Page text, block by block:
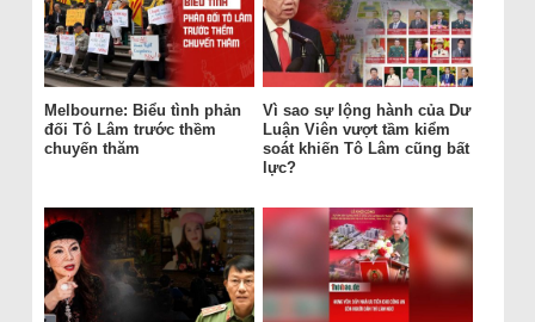
Melbourne: Biểu tình phản
đối Tô Lâm trước thềm
chuyến thăm
Vì sao sự lộng hành của Dư
Luận Viên vượt tầm kiểm
soát khiến Tô Lâm cũng bất
lực?